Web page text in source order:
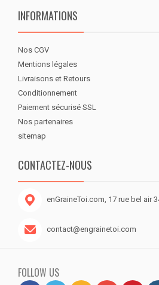
INFORMATIONS
Nos CGV
Mentions légales
Livraisons et Retours
Conditionnement
Paiement sécurisé SSL
Nos partenaires
sitemap
CONTACTEZ-NOUS
enGraineToi.com, 17 rue bel air
contact@engrainetoi.com
FOLLOW US